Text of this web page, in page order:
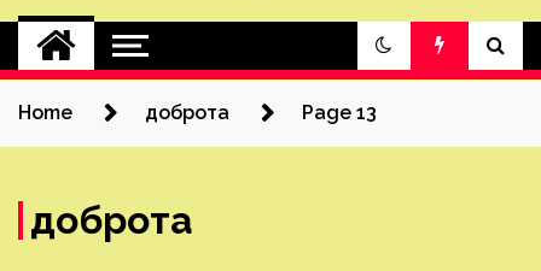
Home доброта Page 13
доброта